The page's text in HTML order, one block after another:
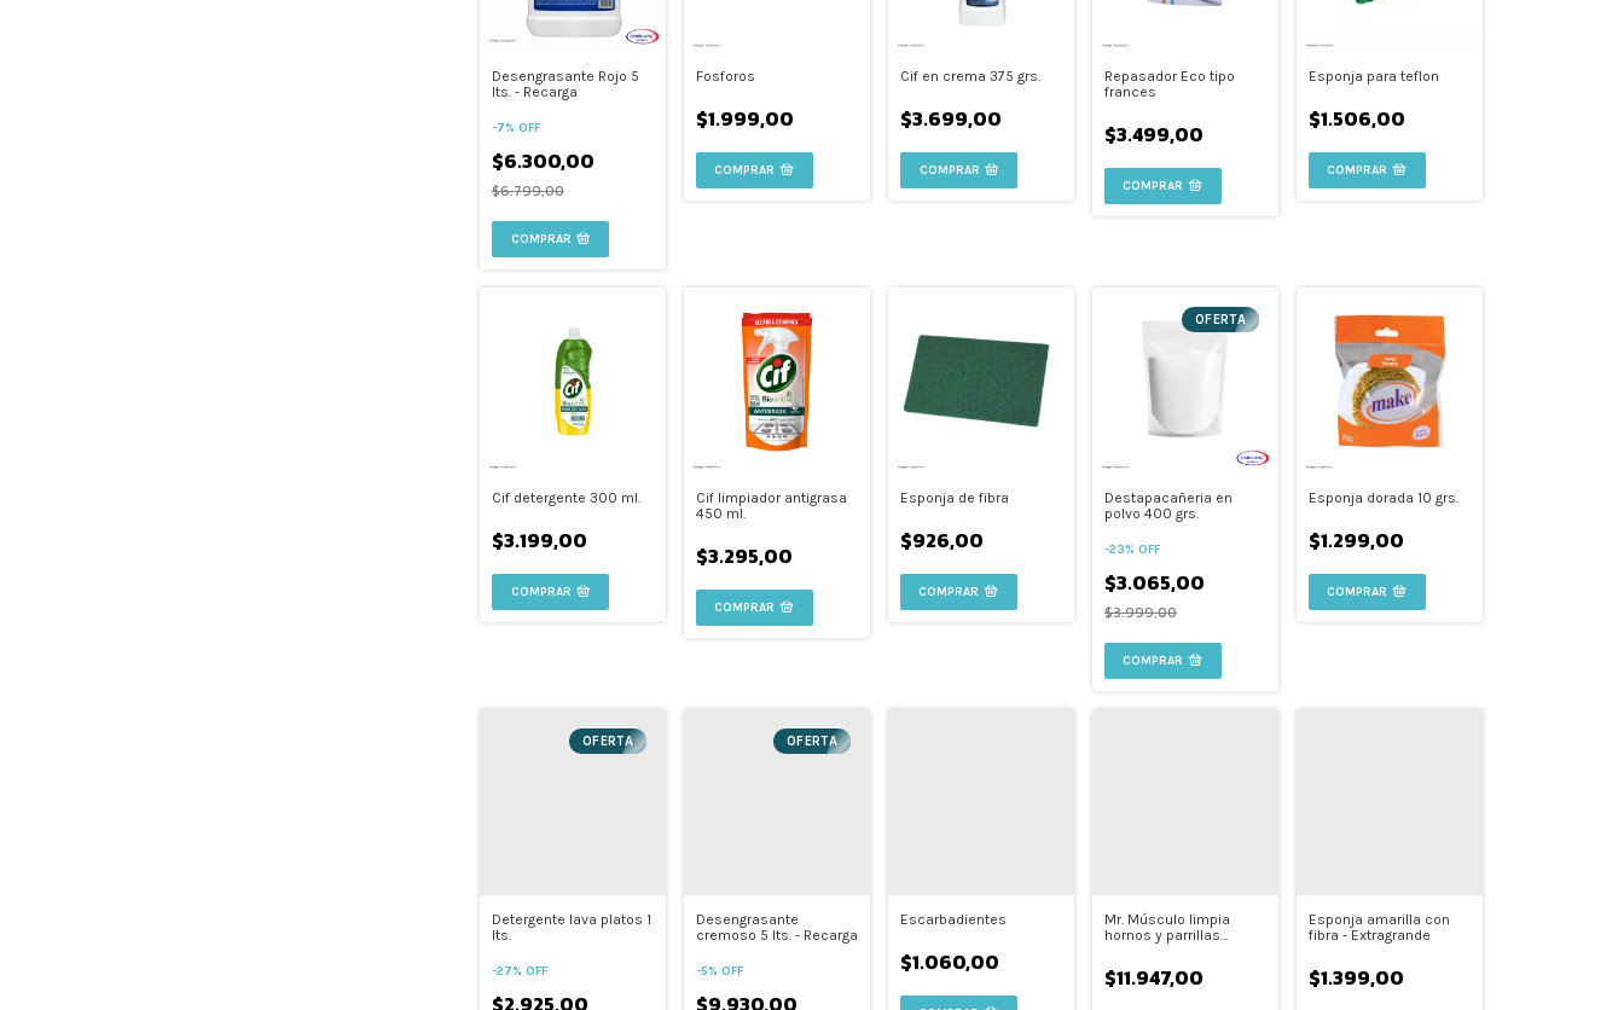
Desengrasante Rojo 5
lts. - Recarga
-7% OFF
$6.300,00
$6.799,00
COMPRAR
Fosforos
$1.999,00
Cif en crema 375 grs.
$3.699,00
COMPRAR
Repasador Eco tipo
frances
$3.499,00
Esponja para teflon
$1.506,00
Cif detergente 300 ml.
$3.199,00
COMPRAR
Cif limpiador antigrasa
450 ml.
$3.295,00
Esponja de fibra
$926,00
OFERTA
Destapacañeria en
polvo 400 grs.
-23% OFF
$3.065,00
$3.999,00
Esponja dorada 10 grs.
$1.299,00
OFERTA
Detergente lava platos 1
lts.
-27% OFF
$2.925,00
OFERTA
Desengrasante
cremoso 5 lts. - Recarga
-5% OFF
$9.930,00
Escarbadientes
$1.060,00
Mr. Músculo limpia
hornos y parrillas
$11.947,00
Esponja amarilla con
fibra - Extragrande
$1.399,00